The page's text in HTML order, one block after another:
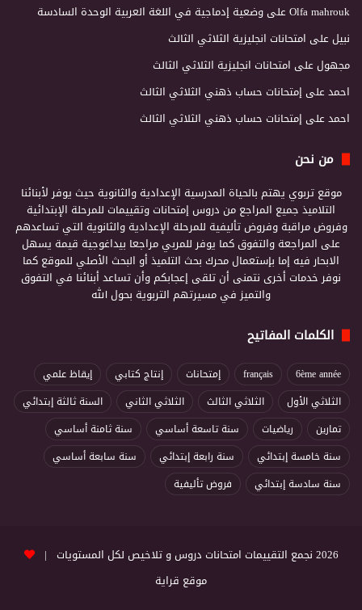
Olfa mahroukعلى وضعية إدماجية في اللغة العربية الوحدة السادسة
نبيلعلى امتحانات انجليزية الثلاثي الثالث
مجهولعلى امتحانات انجليزية الثلاثي الثالث
احمدعلى إمتحانات حساب ذهني الثلاثي الثالث
احمدعلى إمتحانات حساب ذهني الثلاثي الثالث
من نحن
موقع تربوي يهتم بالحياة المدرسية الإعدادية والثانوية حيث يوفر لأبنائنا
التلاميذ جميع المراجع من دروس إمتحانات وتقييمات للمرحلة الإبتدائية
وفروض مراقبة وفروض تأليفية للمرحلة الإعدادية والثانوية التي تساعدهم
على المراجعة والتفوق كما يوفر للمربي مراجعا بيداغوجية قيمة يسهل
الابحار فيه إما بإستعمال محرك بحث التلميذ أو البحث الأصلي للموقع كما
نوفر خدمات أخرى نتمنى أن تلقى إعجابكم وأن تساعد أبنائنا في التفوق
والتميز في مسيرتهم التربوية بحول الله
الكلمات المفاتيح
6ème année
français إمتحانات إنتاج كتابي
إيقاظ علمي
الثلاثي الأول
الثلاثي الثالث الثلاثي الثاني
السنة ثالثة إبتدائي
تمارين
رياضيات سنة تاسعة أساسي
سنة ثامنة أساسي
سنة خامسة إبتدائي
سنة رابعة إبتدائي
سنة سابعة أساسي
سنة سادسة إبتدائي
فروض تأليفية
2026 نجمع التقييمات امتحانات دروس و تلاخيص لكل المستويات |
موقع قراية